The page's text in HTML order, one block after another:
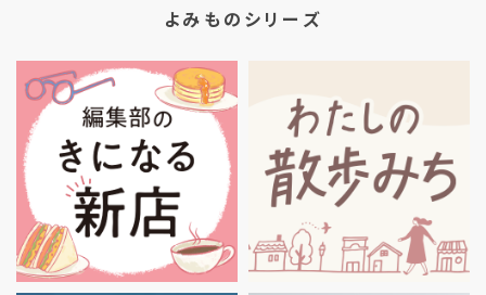
よみものシリーズ